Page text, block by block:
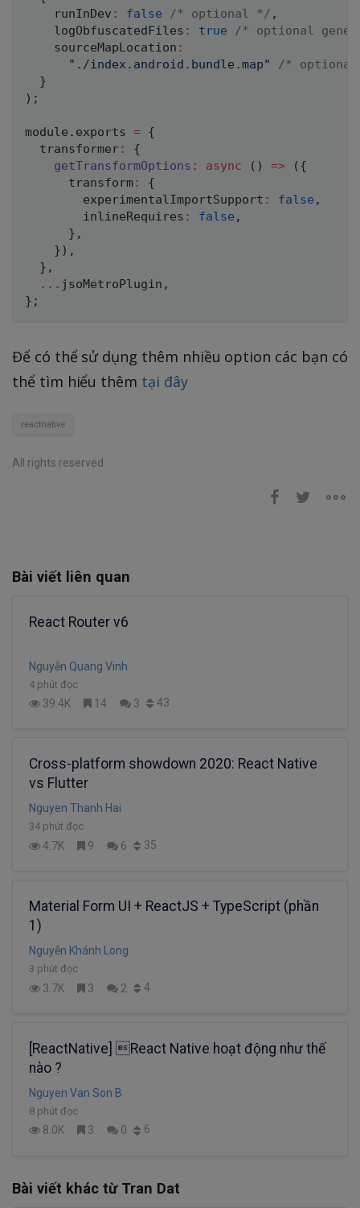
    runInDev
: false /* optional */ ,
    logObfuscatedFiles
: true
/* optional
    sourceMapLocation
:
"./index.android.bundle.map"
/* optional
}
) ;
module . exports = {
  transformer
:
{
getTransformOptions : async ( ) => ( {
      transform
:
{
        experimentalImportSupport
: false ,
        inlineRequires
: false ,
} ,
} ) ,
} ,
... jsoMetroPlugin ,
} ;
Để có thể sử dụng thêm nhiều option các bạn có
thể tìm hiểu thêm tại đây
reactnative
All rights reserved
Bài viết liên quan
React Router v6
Nguyễn Quang Vinh
4 phút đọc
39.4K 14 3 43
Cross-platform showdown 2020: React Native
vs Flutter
Nguyen Thanh Hai
34 phút đọc
4.7K 9 6 35
Material Form UI + ReactJS + TypeScript (phần
1)
Nguyễn Khánh Long
3 phút đọc
3.7K 3 2 4
[ReactNative] React Native hoạt động như thế
nào ?
Nguyen Van Son B
8 phút đọc
8.0K 3 0 6
Bài viết khác từ Tran Dat